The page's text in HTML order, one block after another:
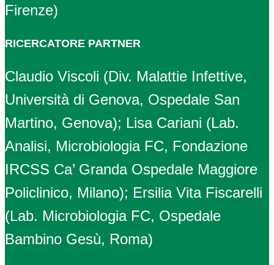
Firenze)
RICERCATORE PARTNER
Claudio Viscoli (Div. Malattie Infettive,
Università di Genova, Ospedale San
Martino, Genova); Lisa Cariani (Lab.
Analisi, Microbiologia FC, Fondazione
IRCSS Ca’ Granda Ospedale Maggiore
Policlinico, Milano); Ersilia Vita Fiscarelli
(Lab. Microbiologia FC, Ospedale
Bambino Gesù, Roma)